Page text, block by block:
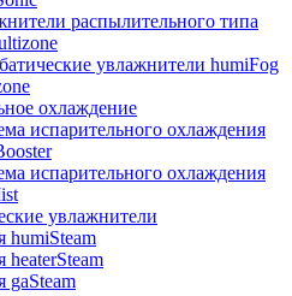
распылительного типа
увлажнители humiFog
охлаждение
испарительного охлаждения
испарительного охлаждения
увлажнители
humiSteam
heaterSteam
gaSteam